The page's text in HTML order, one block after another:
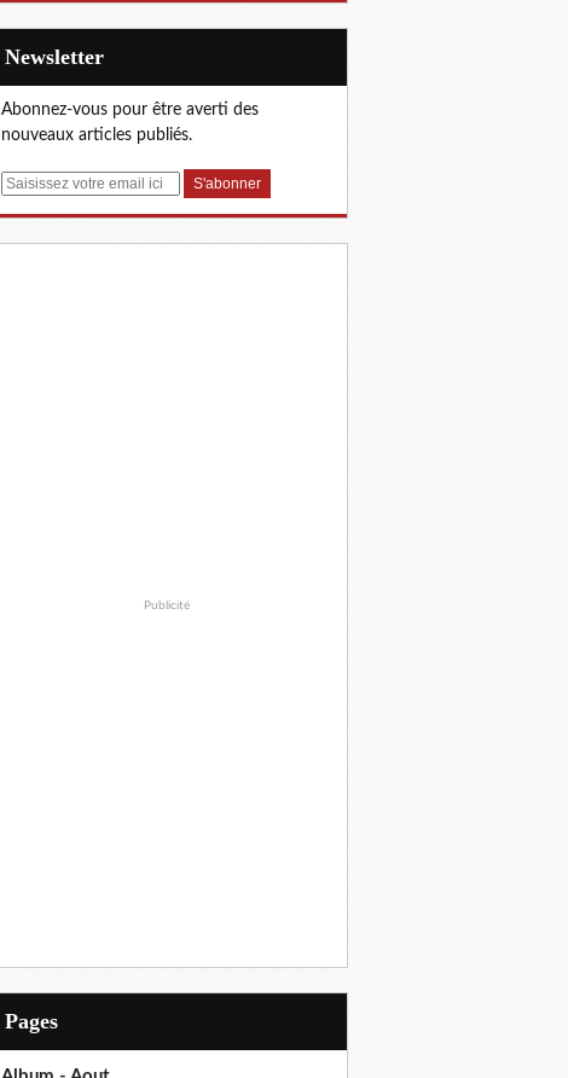
Newsletter
Abonnez-vous pour être averti des
nouveaux articles publiés.
E
Publicité
Pages